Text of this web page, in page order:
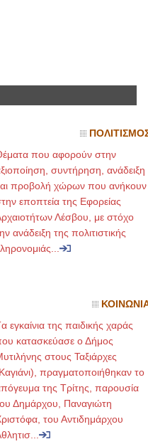
που αφορούν στην
συντήρηση, ανάδειξη
προβολή χώρων που ανήκουν
εποπτεία της Εφορείας
Λέσβου, με στόχο
ανάδειξη της πολιτιστικής
εγκαίνια της παιδικής χαράς
κατασκεύασε ο Δήμος
στους Ταξιάρχες
πραγματοποιήθηκαν το
της Τρίτης, παρουσία
Δημάρχου, Παναγιώτη
του Αντιδημάρχου